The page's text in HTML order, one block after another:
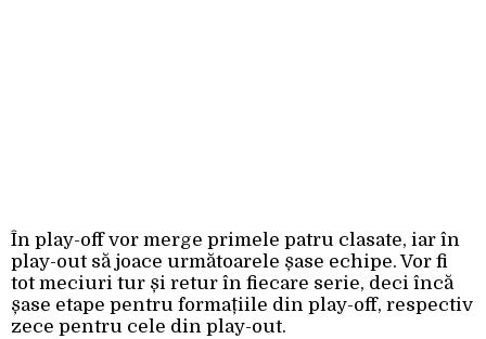
În play-off vor merge primele patru clasate, iar în
play-out să joace următoarele șase echipe. Vor fi
tot meciuri tur și retur în fiecare serie, deci încă
șase etape pentru formațiile din play-off, respectiv
zece pentru cele din play-out.